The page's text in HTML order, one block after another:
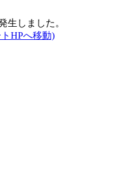
生しました。
HPへ移動)